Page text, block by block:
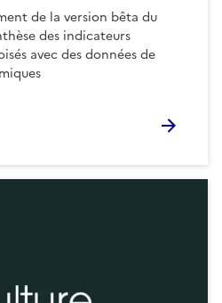
de la version bêta du
des indicateurs
avec des données de